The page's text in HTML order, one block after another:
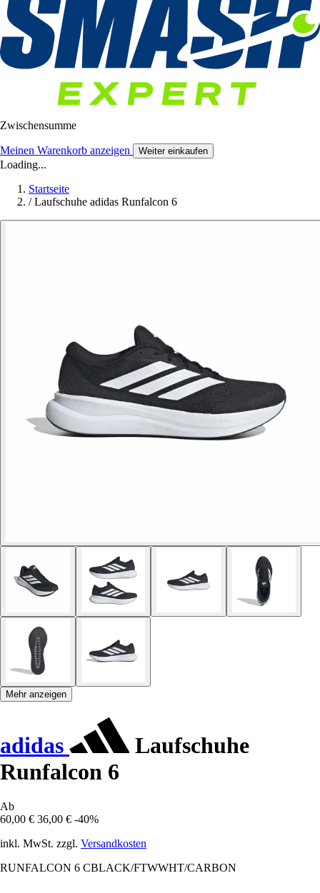
Zwischensumme
Meinen Warenkorb anzeigen Weiter einkaufen
Loading...
Startseite
/ Laufschuhe adidas Runfalcon 6
Mehr anzeigen
adidas
Laufschuhe
Runfalcon 6
Ab
60,00 € 36,00 € -40%
inkl. MwSt. zzgl. Versandkosten
RUNFALCON 6 CBLACK/FTWWHT/CARBON